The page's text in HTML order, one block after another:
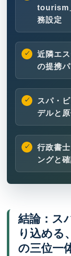
tourism
務設定
近隣エ
の提携
スパ・
デルと
行政書
ングと
結論：ス
り込める
の三位一